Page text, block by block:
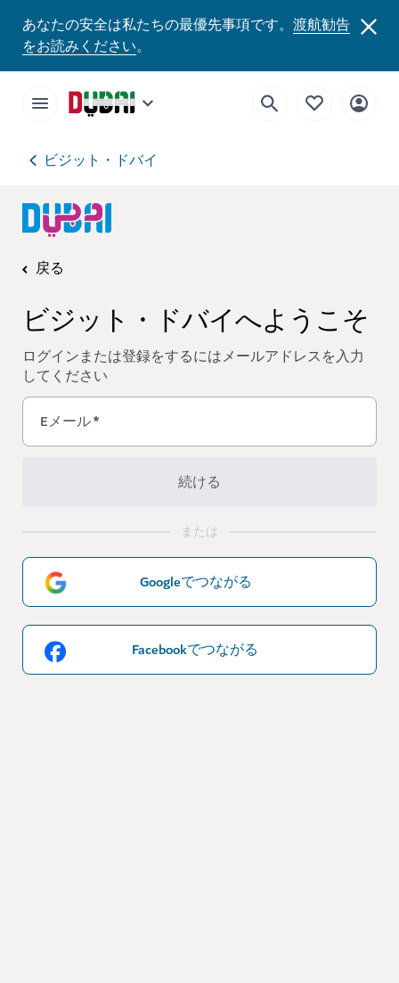
あなたの安全は私たちの最優先事項です。 渡航勧告
をお読みください。
ビジット・ドバイ
戻る
ビジット・ドバイへようこそ
ログインまたは登録をするにはメールアドレスを入力
してください
Eメール*
続ける
または
Googleでつながる
Facebookでつながる